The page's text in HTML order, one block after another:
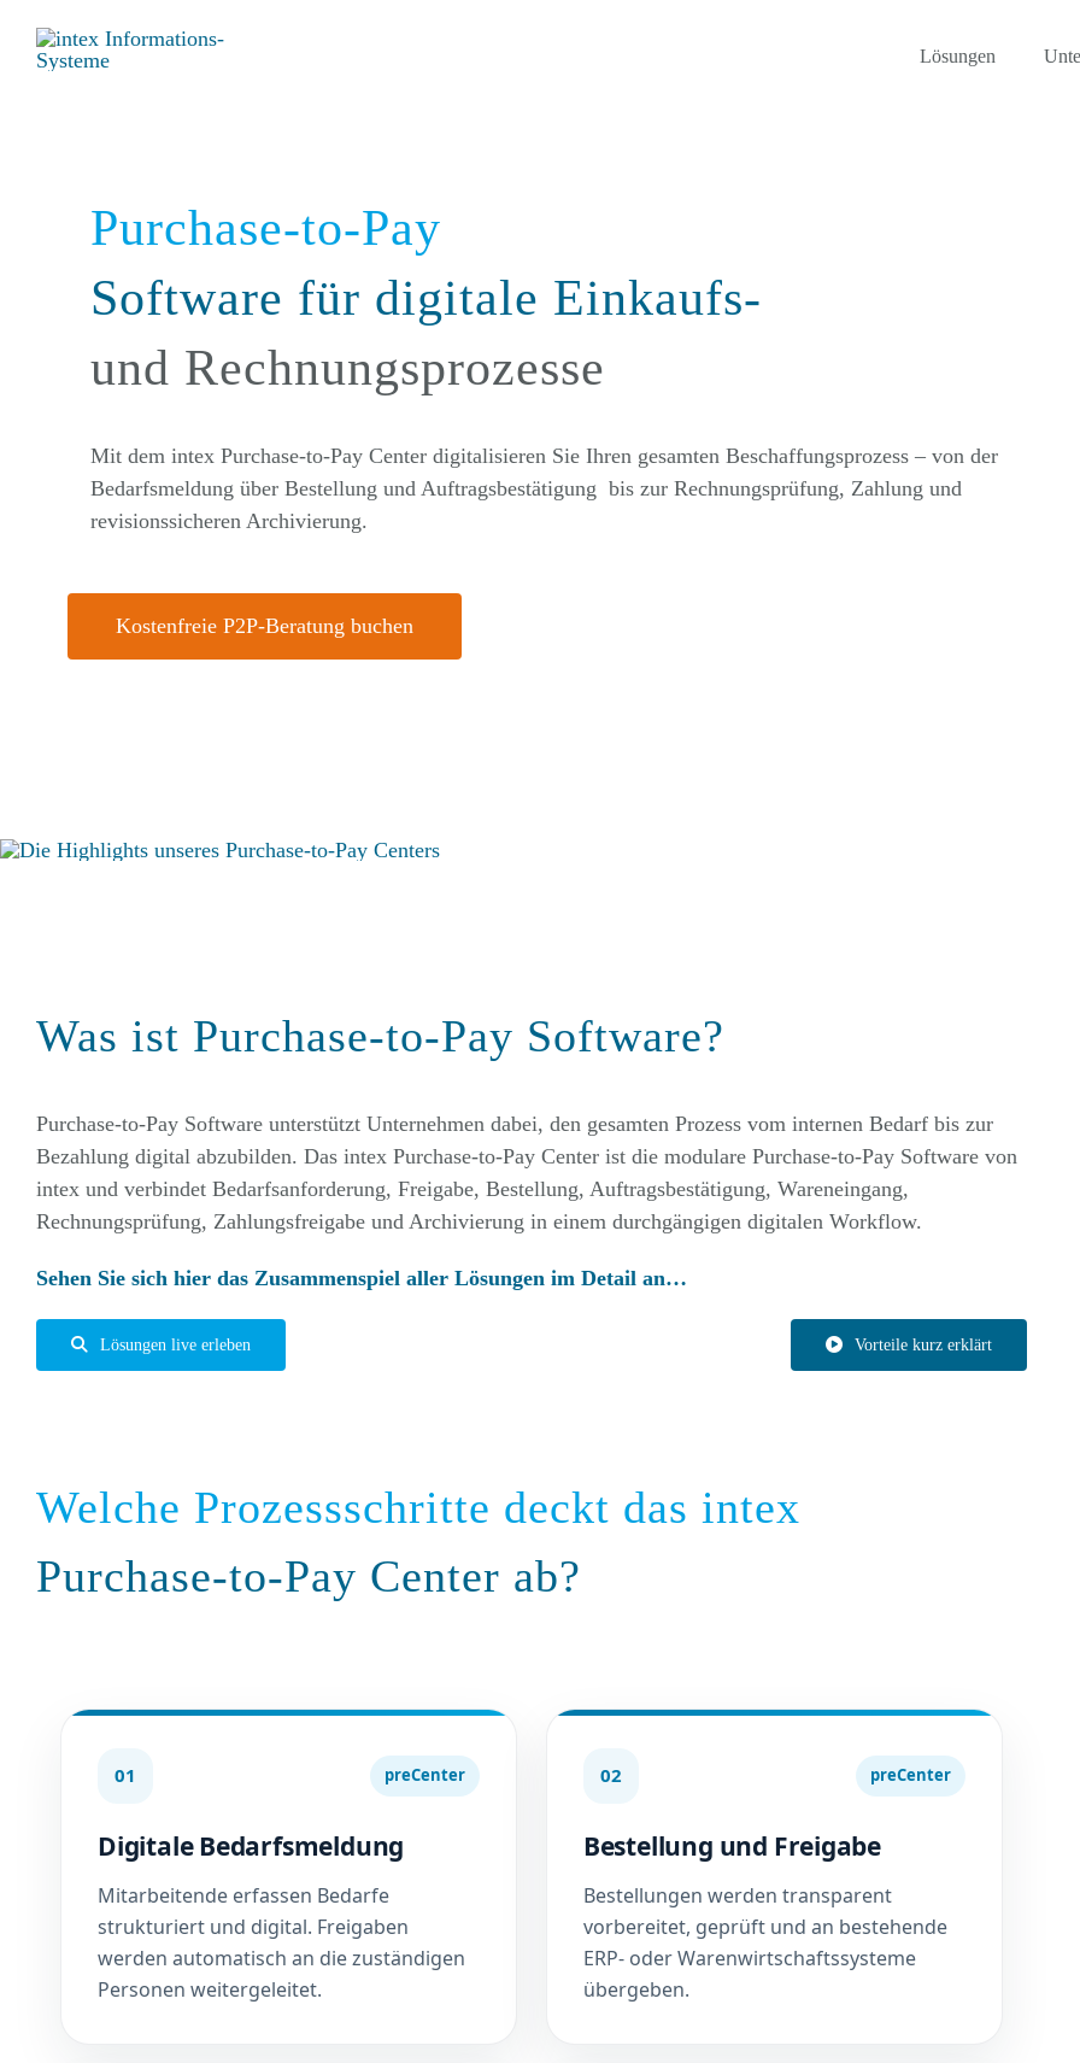
Inhalt
Lösungen
Purchase-to-Pay
Software für digitale Einkaufs-
und Rechnungsprozesse
Mit dem intex Purchase-to-Pay Center digitalisieren Sie Ihren gesamten Beschaffungsprozess – von der
Bedarfsmeldung über Bestellung und Auftragsbestätigung bis zur Rechnungsprüfung, Zahlung und
revisionssicheren Archivierung.
Kostenfreie P2P-Beratung buchen
Was ist Purchase-to-Pay Software?
Purchase-to-Pay Software unterstützt Unternehmen dabei, den gesamten Prozess vom internen Bedarf bis zur
Bezahlung digital abzubilden. Das intex Purchase-to-Pay Center ist die modulare Purchase-to-Pay Software von
intex und verbindet Bedarfsanforderung, Freigabe, Bestellung, Auftragsbestätigung, Wareneingang,
Rechnungsprüfung, Zahlungsfreigabe und Archivierung in einem durchgängigen digitalen Workflow.
Sehen Sie sich hier das Zusammenspiel aller Lösungen im Detail an…
Lösungen live erleben Vorteile kurz erklärt
Welche Prozessschritte deckt das intex
Purchase-to-Pay Center ab?
01 preCenter
Digitale Bedarfsmeldung
Mitarbeitende erfassen Bedarfe
strukturiert und digital. Freigaben
werden automatisch an die zuständigen
Personen weitergeleitet.
02 preCenter
Bestellung und Freigabe
Bestellungen werden transparent
vorbereitet, geprüft und an bestehende
ERP- oder Warenwirtschaftssysteme
übergeben.